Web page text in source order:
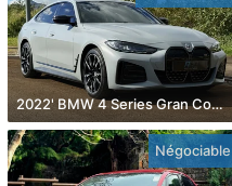
2022' BMW 4 Series Gran Coupe
Négociable